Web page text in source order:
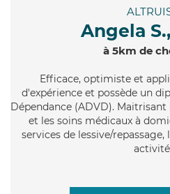
Angela S.,
à 5km de
Efficace, optimiste et
d'expérience et possède un
Dépendance (ADVD).
et les soins médicaux à
services de lessive/